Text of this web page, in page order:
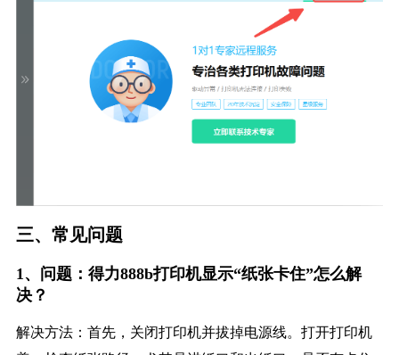
三、常见问题
1、问题：得力888b打印机显示“纸张卡住”怎么解
决？
解决方法：首先，关闭打印机并拔掉电源线。打开打印机